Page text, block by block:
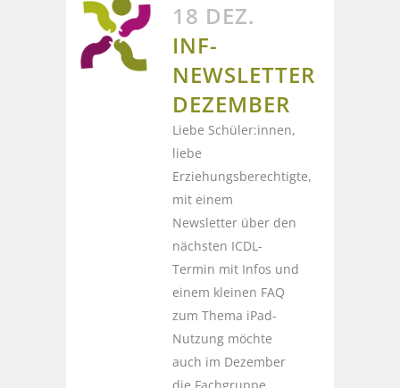
18 DEZ.
INF-
NEWSLETTER
DEZEMBER
Liebe Schüler:innen,
liebe
Erziehungsberechtigte,
mit einem
Newsletter über den
nächsten ICDL-
Termin mit Infos und
einem kleinen FAQ
zum Thema iPad-
Nutzung möchte
auch im Dezember